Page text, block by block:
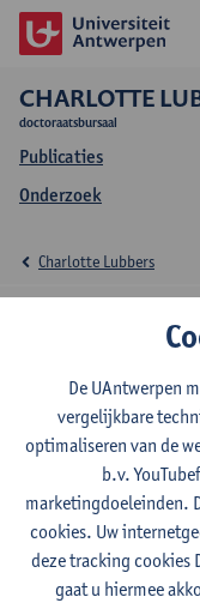
CHARLOTTE
doctoraatsbursaal
Publicaties
Onderzoek
Lubbers
Charlotte Lubbers
Onderzoeksgroep
Instituut voor
De UAntwerpen
vergelijkbare
optimaliseren van de
b.v.
marketingdoeleinden.
cookies. Uw
deze tracking cookies
gaat u hiermee